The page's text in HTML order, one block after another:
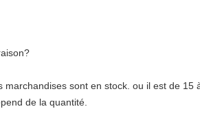
sont en stock. ou il est de 15
de la quantité.